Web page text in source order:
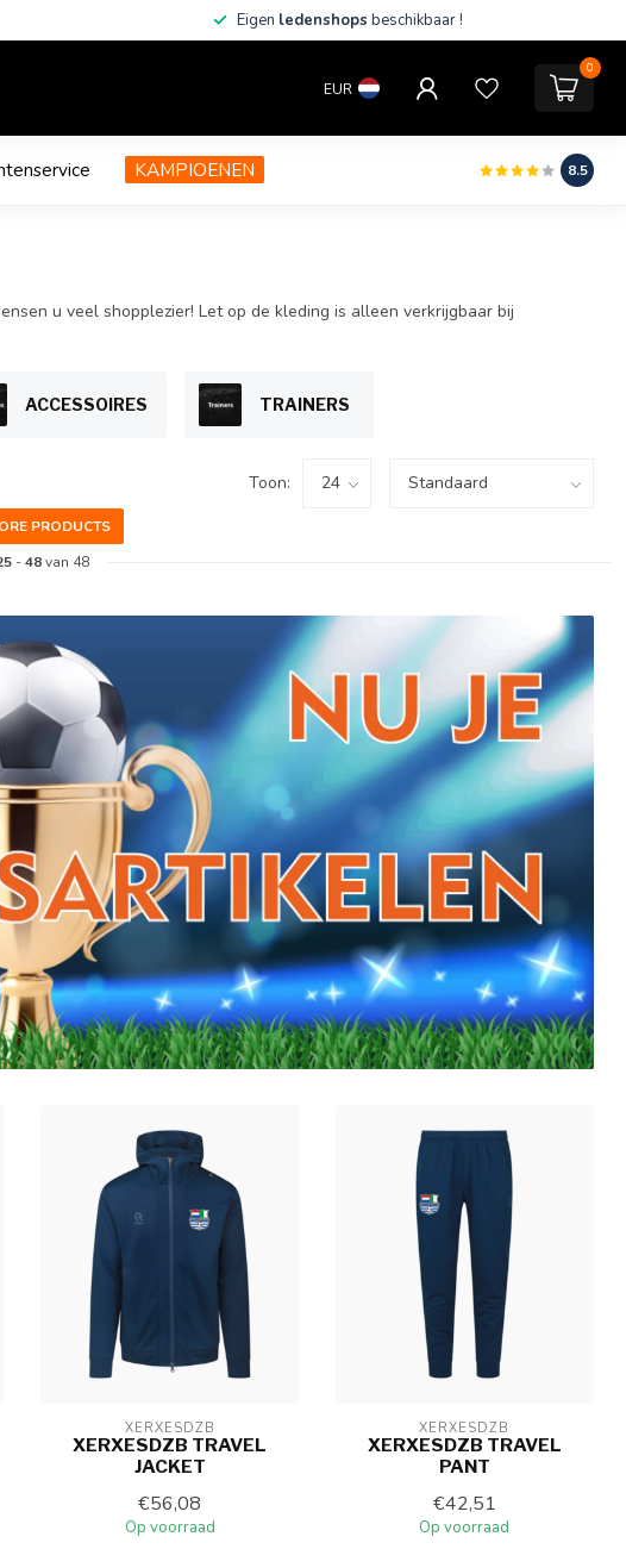
Eigen ledenshops beschikbaar !
EUR
0
KAMPIOENEN 8.5
u veel shopplezier! Let op de kleding is alleen verkrijgbaar bij
ACCESSOIRES TRAINERS
Toon:
PRODUCTS
-48van 48
XERXESDZB
XERXESDZB TRAVEL
JACKET
€56,08
Op voorraad
XERXESDZB
XERXESDZB TRAVEL
PANT
€42,51
Op voorraad